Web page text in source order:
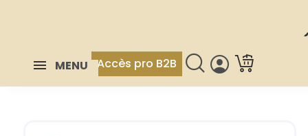
MENU Accès pro B2B